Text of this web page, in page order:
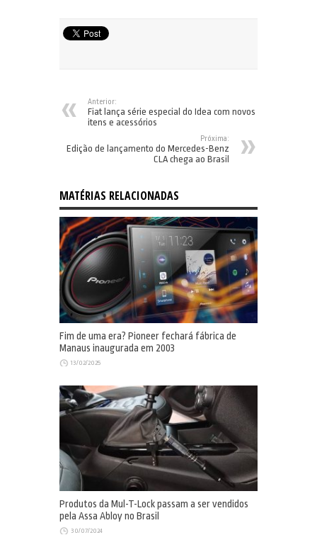
Anterior:
Fiat lança série especial do Idea com novos
itens e acessórios
Próxima:
Edição de lançamento do Mercedes-Benz
CLA chega ao Brasil
MATÉRIAS RELACIONADAS
Fim de uma era? Pioneer fechará fábrica de
Manaus inaugurada em 2003
13/02/2025
Produtos da Mul-T-Lock passam a ser vendidos
pela Assa Abloy no Brasil
30/07/2024